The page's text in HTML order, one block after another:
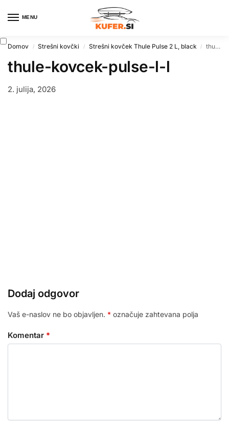
MENU
Domov / Strešni kovčki / Strešni kovček Thule Pulse 2 L, black / thule-kovcek-pulse-l-l
thule-kovcek-pulse-l-l
2. julija, 2026
Dodaj odgovor
Vaš e-naslov ne bo objavljen. * označuje zahtevana polja
Komentar *